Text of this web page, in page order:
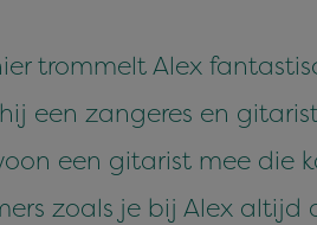
trommelt Alex
een zangeres en
een gitarist mee die
zoals je bij Alex altijd